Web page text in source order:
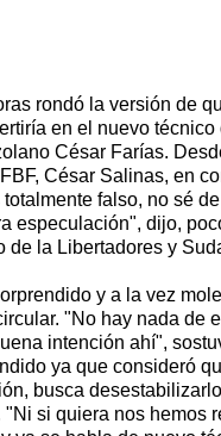
rondó la versión de
en el nuevo técnico
César Farías.
César Salinas, en
falso, no sé
especulación", dijo,
de la Libertadores y
y a la vez
"No hay nada de
intención ahí",
ya que consideró
busca
si quiera nos hemos